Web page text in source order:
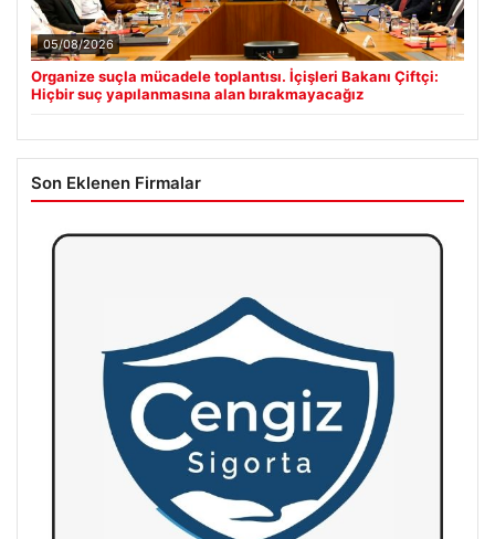
05/08/2026
Organize suçla mücadele toplantısı. İçişleri Bakanı Çiftçi:
Hiçbir suç yapılanmasına alan bırakmayacağız
Son Eklenen Firmalar